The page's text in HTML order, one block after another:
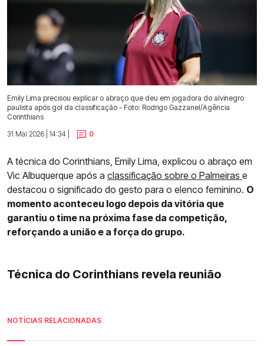
Emily Lima precisou explicar o abraço que deu em jogadora do alvinegro
paulista após gol da classificação - Foto: Rodrigo Gazzanel/Agência
Corinthians
31 Mai 2026 | 14:34 |
0
A técnica do Corinthians, Emily Lima, explicou o abraço em
Vic Albuquerque após a classificação sobre o Palmeiras e
destacou o significado do gesto para o elenco feminino. O
momento aconteceu logo depois da vitória que
garantiu o time na próxima fase da competição,
reforçando a união e a força do grupo.
Técnica do Corinthians revela reunião
NOTÍCIAS RELACIONADAS